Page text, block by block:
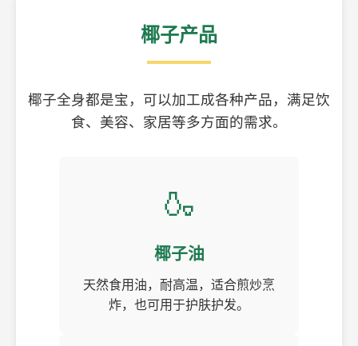
椰子产品
椰子全身都是宝，可以加工成各种产品，满足饮
食、美容、家居等多方面的需求。
🍶
椰子油
天然食用油，耐高温，适合煎炒烹
炸，也可用于护肤护发。